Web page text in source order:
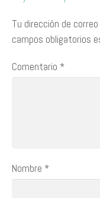
Tu dirección de
campos obligatorios
Comentario *
Nombre *